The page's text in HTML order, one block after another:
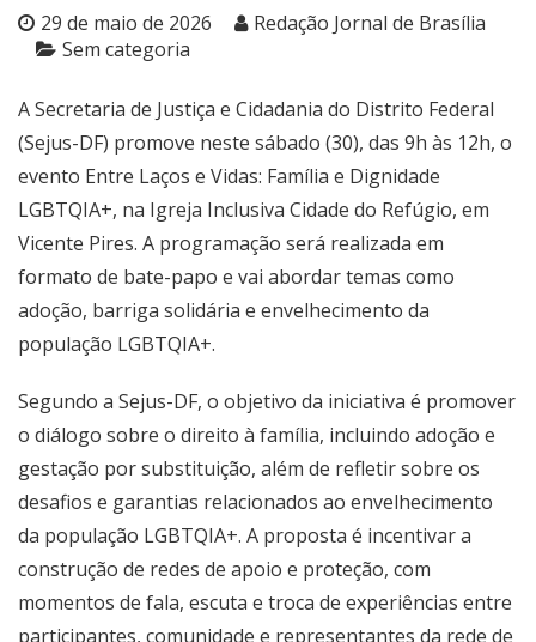
29 de maio de 2026
Redação Jornal de Brasília
Sem categoria
A Secretaria de Justiça e Cidadania do Distrito Federal
(Sejus-DF) promove neste sábado (30), das 9h às 12h, o
evento Entre Laços e Vidas: Família e Dignidade
LGBTQIA+, na Igreja Inclusiva Cidade do Refúgio, em
Vicente Pires. A programação será realizada em
formato de bate-papo e vai abordar temas como
adoção, barriga solidária e envelhecimento da
população LGBTQIA+.
Segundo a Sejus-DF, o objetivo da iniciativa é promover
o diálogo sobre o direito à família, incluindo adoção e
gestação por substituição, além de refletir sobre os
desafios e garantias relacionados ao envelhecimento
da população LGBTQIA+. A proposta é incentivar a
construção de redes de apoio e proteção, com
momentos de fala, escuta e troca de experiências entre
participantes, comunidade e representantes da rede de